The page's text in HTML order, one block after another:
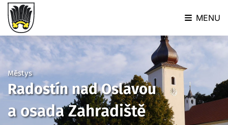
MENU
Městys
Radostín nad Oslavou
a osada Zahradiště